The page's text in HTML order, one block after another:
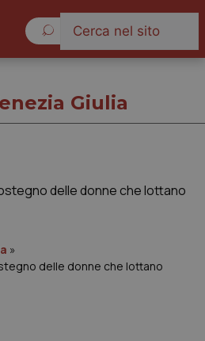
Giulia
»
delle donne che lottano